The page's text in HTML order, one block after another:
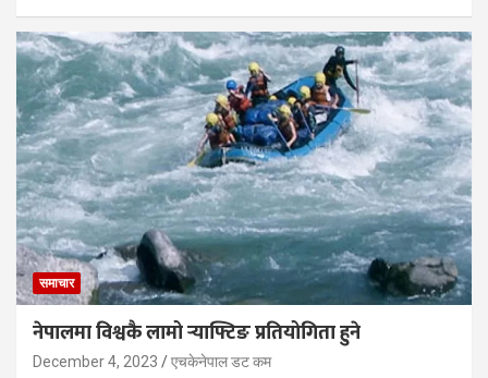
समाचार
नेपालमा विश्वकै लामो र्‍याफ्टिङ प्रतियोगिता हुने
December 4, 2023 एचकेनेपाल डट कम